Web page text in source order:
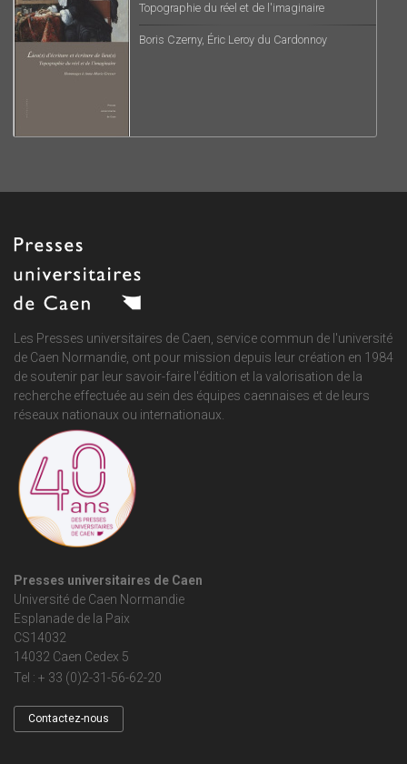
Topographie du réel et de l'imaginaire
Boris Czerny, Éric Leroy du Cardonnoy
Les Presses universitaires de Caen, service commun de l'université
de Caen Normandie, ont pour mission depuis leur création en 1984
de soutenir par leur savoir-faire l'édition et la valorisation de la
recherche effectuée au sein des équipes caennaises et de leurs
réseaux nationaux ou internationaux.
Presses universitaires de Caen
Université de Caen Normandie
Esplanade de la Paix
CS14032
14032 Caen Cedex 5
Tel : + 33 (0)2-31-56-62-20
Contactez-nous